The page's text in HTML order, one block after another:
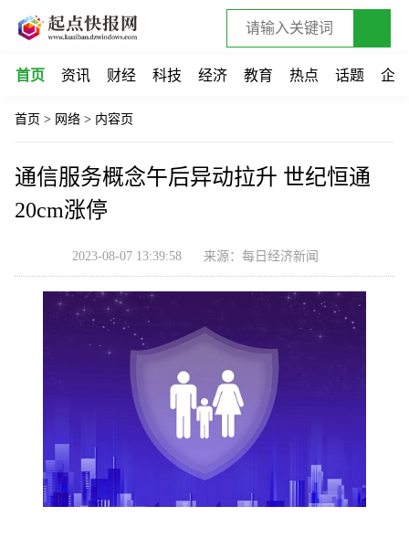
首页 资讯 财经 科技 经济 教育 热点 话题 企业
首页 > 网络 > 内容页
通信服务概念午后异动拉升 世纪恒通
20cm涨停
2023-08-07 13:39:58 来源：每日经济新闻